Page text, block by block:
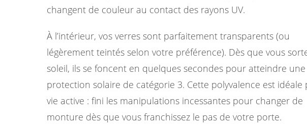
changent de couleur au contact des rayons UV.
À l’intérieur, vos verres sont parfaitement transparents (ou
légèrement teintés selon votre préférence). Dès que vous
soleil, ils se foncent en quelques secondes pour atteindre une
protection solaire de catégorie 3. Cette polyvalence est idéale
vie active : fini les manipulations incessantes pour changer de
monture dès que vous franchissez le pas de votre porte.